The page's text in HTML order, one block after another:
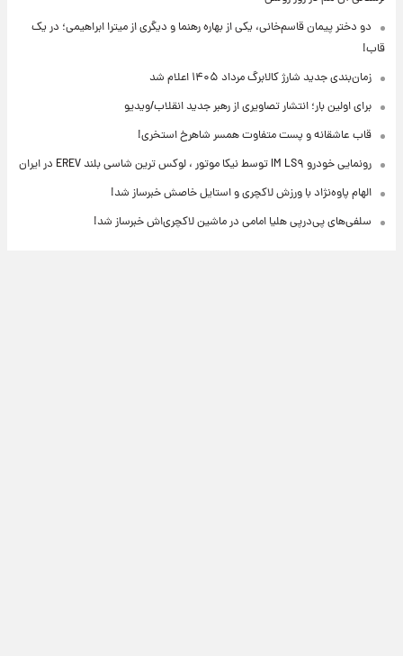
دو دختر پیمان قاسم‌خانی، یکی از بهاره رهنما و دیگری از میترا ابراهیمی؛ در یک
قاب!
زمان‌بندی جدید شارژ کالابرگ مرداد ۱۴۰۵ اعلام شد
برای اولین بار؛ انتشار تصاویری از رهبر جدید انقلاب/ویدیو
قاب عاشقانه و پست متفاوت همسر شاهرخ استخری!
رونمایی خودرو IM LS۹ توسط نیکا موتور ، لوکس ترین شاسی بلند EREV در ایران
الهام پاوه‌نژاد با ورزش لاکچری و استایل خاصش خبرساز شد!
سلفی‌های پی‌درپی هلیا امامی در ماشین لاکچری‌اش خبرساز شد!